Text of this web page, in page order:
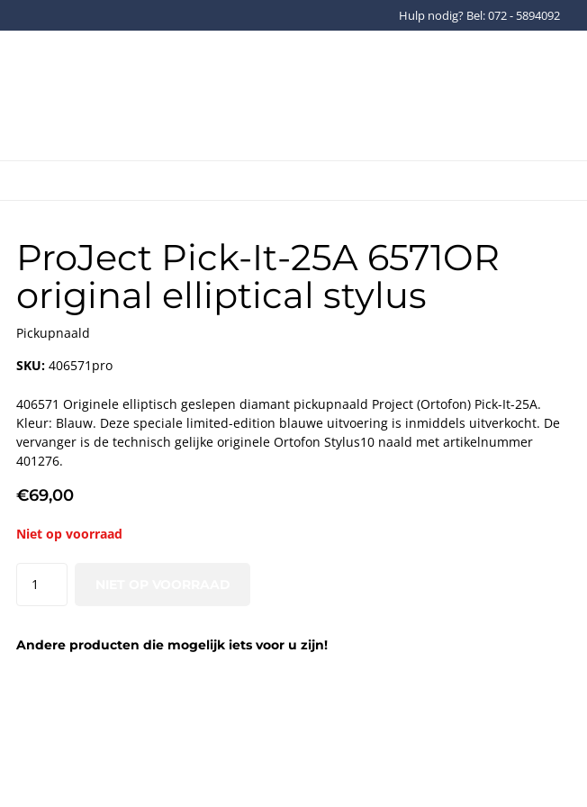
Gratis verzenden binnen
Hulp nodig? Bel: 072 - 5894092
ProJect Pick-It-25A 6571OR
original elliptical stylus
Pickupnaald
SKU:406571pro
406571 Originele elliptisch geslepen diamant pickupnaald Project (Ortofon) Pick-It-25A.
Kleur: Blauw. Deze speciale limited-edition blauwe uitvoering is inmiddels uitverkocht. De
vervanger is de technisch gelijke originele Ortofon Stylus10 naald met artikelnummer
401276.
€69,00
Niet op voorraad
Andere producten die mogelijk iets voor u zijn!